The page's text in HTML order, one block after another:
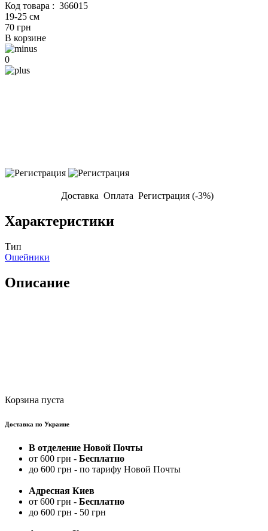
Код товара : 366015
19-25 см
70 грн
В корзине
0
Доставка Оплата Регистрация (-3%)
Характеристики
Тип
Ошейники
Описание
Корзина пуста
Доставка по Украине
В отделение Новой Почты
от 600 грн - Бесплатно
до 600 грн - по тарифу Новой Почты
Адресная Киев
от 600 грн - Бесплатно
до 600 грн - 50 грн